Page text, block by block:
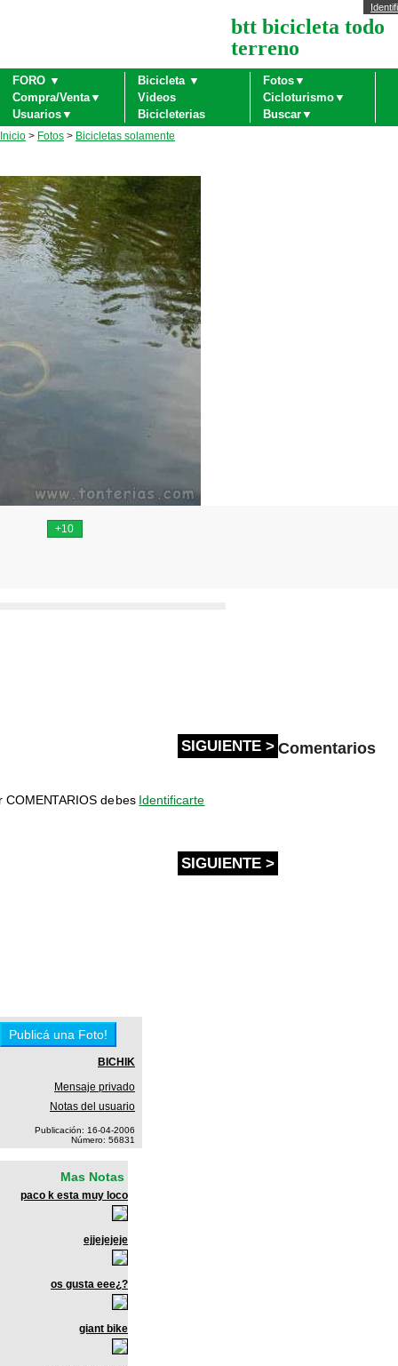
btt bicicleta todo
terreno
FORO ▼ Bicicleta ▼
Fotos▼
Compra/Venta▼
Videos
Cicloturismo▼
Usuarios▼
Bicicleterias Buscar▼
Inicio > Fotos > Bicicletas solamente
SIGUIENTE > Comentarios
COMENTARIOS debes Identificarte
SIGUIENTE >
BICHIK
Mensaje privado
Notas del usuario
Publicación: 16-04-2006
Número: 56831
Mas Notas
paco k esta muy loco
ejjejejeje
os gusta eee¿?
giant bike